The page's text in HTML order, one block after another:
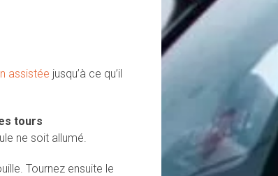
assistée jusqu’à ce qu’il
tours
ne soit allumé.
Tournez ensuite le